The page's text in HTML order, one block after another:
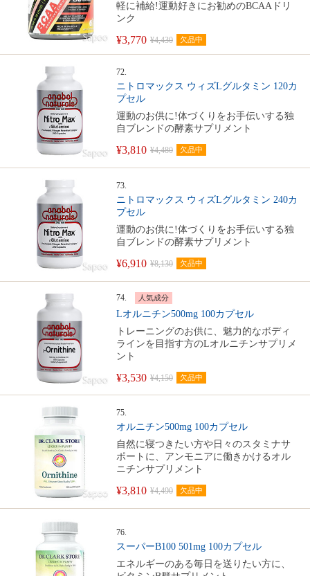
軽に補給!運動好きにお勧めのBCAAドリ
ンク
¥3,770 ¥4,430 欠品中
72.
ニトロマックス ウィズLグルタミン 120カ
プセル
運動のお供に!体づくりをお手伝いする独
自ブレンドの酵素サプリメント
¥3,810 ¥4,480 欠品中
73.
ニトロマックス ウィズLグルタミン 240カ
プセル
運動のお供に!体づくりをお手伝いする独
自ブレンドの酵素サプリメント
¥6,910 ¥8,130 欠品中
74. 人気成分
Lオルニチン500mg 100カプセル
トレーニングのお供に、魅力的なボディ
ラインを目指す方のLオルニチンサプリメ
ント
¥3,530 ¥4,150 欠品中
75.
オルニチン500mg 100カプセル
自然に寝つきたい方や日々のスタミナサ
ポートに、アンモニアに働きかけるオル
ニチンサプリメント
¥3,810 ¥4,490 欠品中
76.
スーパーB100 501mg 100カプセル
エネルギーのある毎日を送りたい方に、